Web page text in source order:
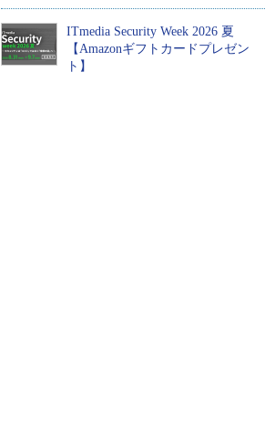
ITmedia Security Week 2026 夏
【Amazonギフトカードプレゼン
ト】